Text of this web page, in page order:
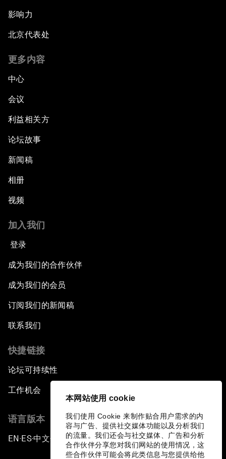
本网站使用 cookie
我们使用 Cookie 来制作贴合用户需求的内
容与广告、提供社交媒体功能以及分析我们
的流量。我们还会与社交媒体、广告和分析
合作伙伴分享您对我们网站的使用情况，这
些合作伙伴可能会将此类信息与您提供给他
影响力
北京代表处
更多内容
中心
会议
利益相关方
论坛故事
新闻稿
相册
视频
加入我们
登录
成为我们的合作伙伴
成为我们的会员
订阅我们的新闻稿
联系我们
快捷链接
论坛可持续性
工作机会
语言版本
EN ▪ ES▪中文▪ 日本語